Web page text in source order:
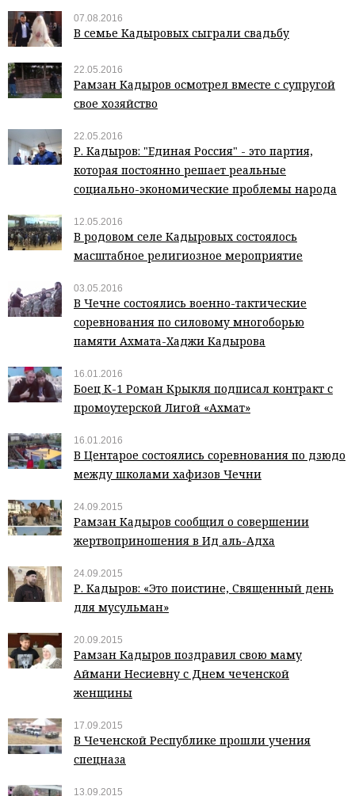
07.08.2016
В семье Кадыровых сыграли свадьбу
22.05.2016
Рамзан Кадыров осмотрел вместе с супругой
свое хозяйство
22.05.2016
Р. Кадыров: "Единая Россия" - это партия,
которая постоянно решает реальные
социально-экономические проблемы народа
12.05.2016
В родовом селе Кадыровых состоялось
масштабное религиозное мероприятие
03.05.2016
В Чечне состоялись военно-тактические
соревнования по силовому многоборью
памяти Ахмата-Хаджи Кадырова
16.01.2016
Боец К-1 Роман Крыкля подписал контракт с
промоутерской Лигой «Ахмат»
16.01.2016
В Центарое состоялись соревнования по дзюдо
между школами хафизов Чечни
24.09.2015
Рамзан Кадыров сообщил о совершении
жертвоприношения в Ид аль-Адха
24.09.2015
Р. Кадыров: «Это поистине, Священный день
для мусульман»
20.09.2015
Рамзан Кадыров поздравил свою маму
Аймани Несиевну с Днем чеченской
женщины
17.09.2015
В Чеченской Республике прошли учения
спецназа
13.09.2015